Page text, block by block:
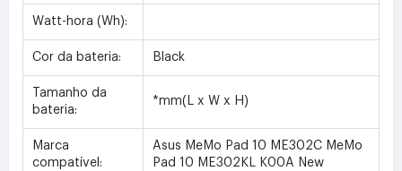
Watt-hora (Wh):
Cor da bateria: Black
Tamanho da
bateria:
*mm(L x W x H)
Marca
compatível:
Asus MeMo Pad 10 ME302C MeMo
Pad 10 ME302KL K00A New